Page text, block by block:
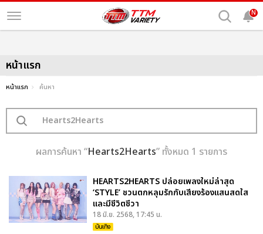
N
หน้าแรก
หน้าแรก ค้นหา
ผลการค้นหา “Hearts2Hearts” ทั้งหมด 1 รายการ
HEARTS2HEARTS ปล่อยเพลงใหม่ล่าสุด
‘STYLE’ ชวนตกหลุมรักกับเสียงร้องแสนสดใส
และมีชีวิตชีวา
18 มิ.ย. 2568, 17:45 น.
บันเทิง